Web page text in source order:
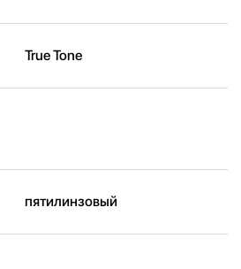
True Tone
пятилинзовый